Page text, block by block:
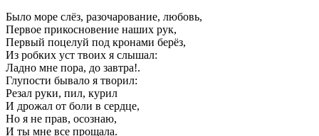
Было море слёз, разочарование, любовь,
Первое прикосновение наших рук,
Первый поцелуй под кронами берёз,
Из робких уст твоих я слышал:
Ладно мне пора, до завтра!.
Глупости бывало я творил:
Резал руки, пил, курил
И дрожал от боли в сердце,
Но я не прав, осознаю,
И ты мне все прощала.